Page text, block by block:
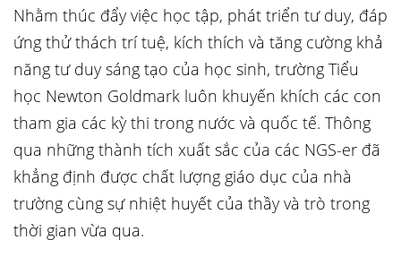
Nhằm thúc đẩy việc học tập, phát triển tư duy, đáp
ứng thử thách trí tuệ, kích thích và tăng cường khả
năng tư duy sáng tạo của học sinh, trường Tiểu
học Newton Goldmark luôn khuyến khích các con
tham gia các kỳ thi trong nước và quốc tế. Thông
qua những thành tích xuất sắc của các NGS-er đã
khẳng định được chất lượng giáo dục của nhà
trường cùng sự nhiệt huyết của thầy và trò trong
thời gian vừa qua.